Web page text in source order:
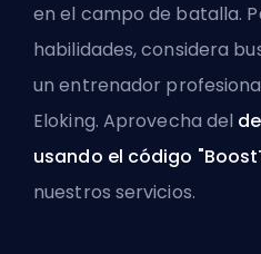
en el campo de batalla.
habilidades, considera
unentrenador
Eloking. Aprovecha del
usando el código
nuestros servicios.